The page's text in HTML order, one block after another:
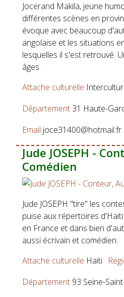
Jocerand Makila, jeune
différentes scènes en
évoque avec beaucoup
angolaise et les situations
lesquelles il s'est retrouvé.
âges.
Attache culturelle
Département 31 Haute-
Email joce31400@hotmail.fr
Jude JOSEPH -
Comédien
Jude JOSEPH "tire" les
puise aux répertoires
en France et dans bien
aussi écrivain et comédien.
Attache culturelle Haïti
Département 93 Seine-